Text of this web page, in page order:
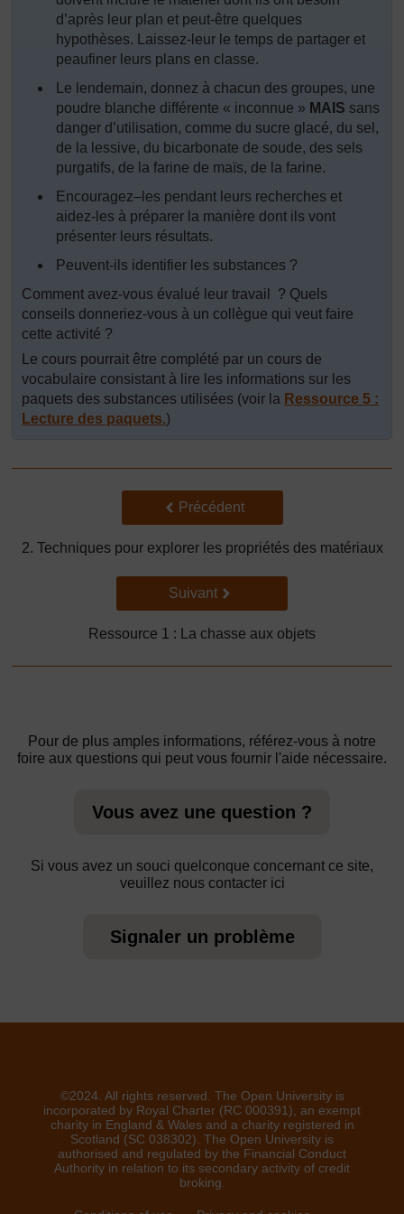
d’après leur plan et peut-être quelques
hypothèses. Laissez-leur le temps de partager et
peaufiner leurs plans en classe.
Le lendemain, donnez à chacun des groupes, une
poudre blanche différente « inconnue » MAIS sans
danger d’utilisation, comme du sucre glacé, du sel,
de la lessive, du bicarbonate de soude, des sels
purgatifs, de la farine de maïs, de la farine.
Encouragez–les pendant leurs recherches et
aidez-les à préparer la manière dont ils vont
présenter leurs résultats.
Peuvent-ils identifier les substances ?
Comment avez-vous évalué leur travail ? Quels
conseils donneriez-vous à un collègue qui veut faire
cette activité ?
Le cours pourrait être complété par un cours de
vocabulaire consistant à lire les informations sur les
paquets des substances utilisées (voir la Ressource 5 :
Lecture des paquets.)
Précédent
Précédent
2. Techniques pour explorer les propriétés des matériaux
Suivant
Suivant
Ressource 1 : La chasse aux objets
Pour de plus amples informations, référez-vous à notre
foire aux questions qui peut vous fournir l'aide nécessaire.
Vous avez une question ?
Si vous avez un souci quelconque concernant ce site,
veuillez nous contacter ici
Signaler un problème
©2024. All rights reserved. The Open University is
incorporated by Royal Charter (RC 000391), an exempt
charity in England & Wales and a charity registered in
Scotland (SC 038302). The Open University is
authorised and regulated by the Financial Conduct
Authority in relation to its secondary activity of credit
broking.